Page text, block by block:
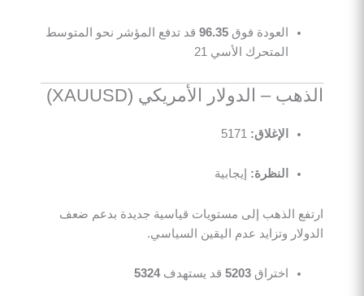
العودة فوق96.35 قد تدفع المؤشر نحو المتوسط
المتحرك الأسي 21
الذهب – الدولار الأمريكي (XAUUSD)
الإغلاق:
النظرة: إيجابية
ارتفع الذهب إلى مستويات قياسية جديدة بدعم ضعف
الدولار وتزايد عدم اليقين السياسي.
اختراق5203 قد يستهدف5324